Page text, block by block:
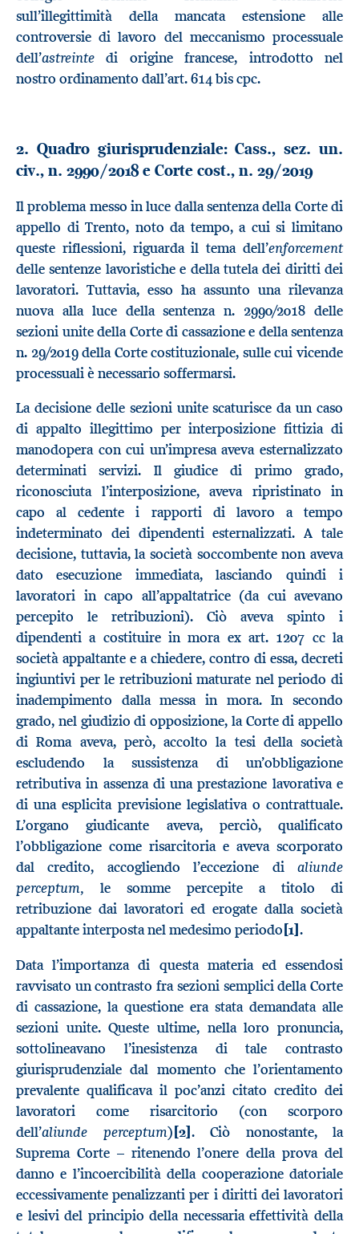
sull’illegittimità della mancata estensione alle
controversie di lavoro del meccanismo processuale
dell’astreinte di origine francese, introdotto nel
nostro ordinamento dall’art. 614 bis cpc.
2. Quadro giurisprudenziale: Cass., sez. un.
civ., n. 2990/2018 e Corte cost., n. 29/2019
Il problema messo in luce dalla sentenza della Corte di
appello di Trento, noto da tempo, a cui si limitano
queste riflessioni, riguarda il tema dell’enforcement
delle sentenze lavoristiche e della tutela dei diritti dei
lavoratori. Tuttavia, esso ha assunto una rilevanza
nuova alla luce della sentenza n. 2990/2018 delle
sezioni unite della Corte di cassazione e della sentenza
n. 29/2019 della Corte costituzionale, sulle cui vicende
processuali è necessario soffermarsi.
La decisione delle sezioni unite scaturisce da un caso
di appalto illegittimo per interposizione fittizia di
manodopera con cui un’impresa aveva esternalizzato
determinati servizi. Il giudice di primo grado,
riconosciuta l’interposizione, aveva ripristinato in
capo al cedente i rapporti di lavoro a tempo
indeterminato dei dipendenti esternalizzati. A tale
decisione, tuttavia, la società soccombente non aveva
dato esecuzione immediata, lasciando quindi i
lavoratori in capo all’appaltatrice (da cui avevano
percepito le retribuzioni). Ciò aveva spinto i
dipendenti a costituire in mora ex art. 1207 cc la
società appaltante e a chiedere, contro di essa, decreti
ingiuntivi per le retribuzioni maturate nel periodo di
inadempimento dalla messa in mora. In secondo
grado, nel giudizio di opposizione, la Corte di appello
di Roma aveva, però, accolto la tesi della società
escludendo la sussistenza di un’obbligazione
retributiva in assenza di una prestazione lavorativa e
di una esplicita previsione legislativa o contrattuale.
L’organo giudicante aveva, perciò, qualificato
l’obbligazione come risarcitoria e aveva scorporato
dal credito, accogliendo l’eccezione di aliunde
perceptum, le somme percepite a titolo di
retribuzione dai lavoratori ed erogate dalla società
appaltante interposta nel medesimo periodo [1].
Data l’importanza di questa materia ed essendosi
ravvisato un contrasto fra sezioni semplici della Corte
di cassazione, la questione era stata demandata alle
sezioni unite. Queste ultime, nella loro pronuncia,
sottolineavano l’inesistenza di tale contrasto
giurisprudenziale dal momento che l’orientamento
prevalente qualificava il poc’anzi citato credito dei
lavoratori come risarcitorio (con scorporo
dell’aliunde perceptum) [2]. Ciò nonostante, la
Suprema Corte – ritenendo l’onere della prova del
danno e l’incoercibilità della cooperazione datoriale
eccessivamente penalizzanti per i diritti dei lavoratori
e lesivi del principio della necessaria effettività della